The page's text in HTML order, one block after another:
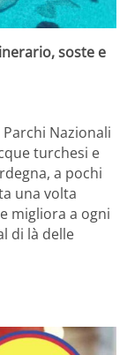
soste e
Parchi Nazionali
turchesi e
a pochi
una volta
migliora a ogni
di là delle